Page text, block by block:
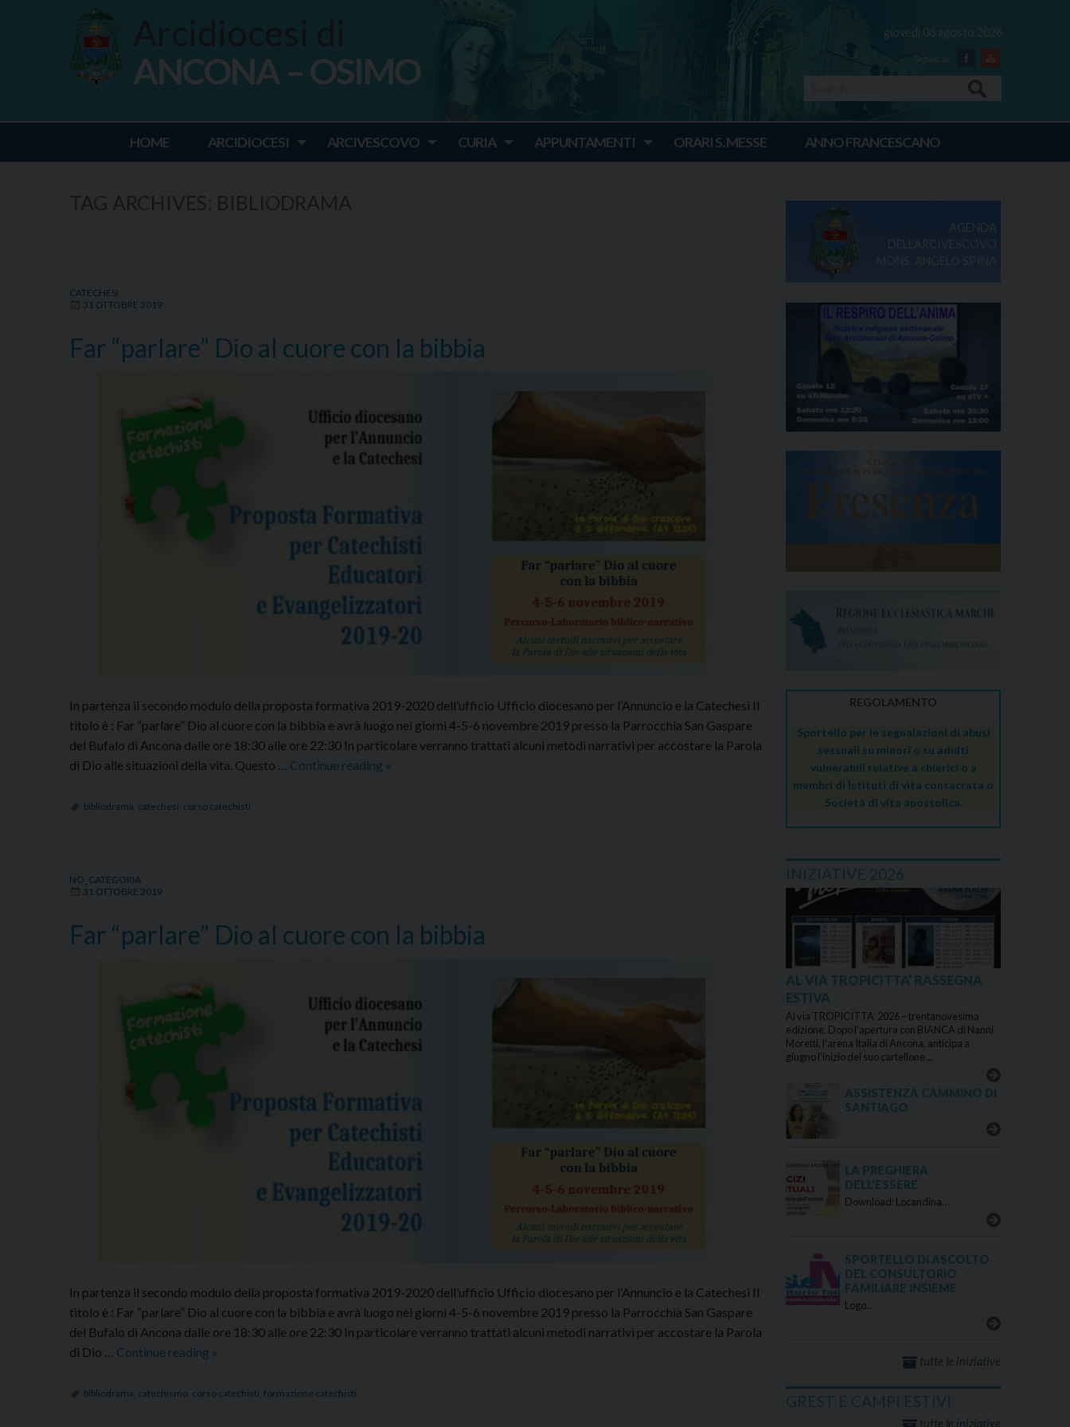
giovedì 06 agosto 2026
Facebook
Youtube
Ancona Osimo
ANCONA – OSIMO
HOME ARCIDIOCESI ARCIVESCOVO CURIA APPUNTAMENTI ORARI S. MESSE ANNO FRANCESCANO
CATECHESI
31 OTTOBRE 2019
Far “parlare” Dio al cuore con la bibbia
In partenza il secondo modulo della proposta formativa 2019-2020 dell’ufficio Ufficio diocesano per l’Annuncio e la Catechesi Il
titolo è : Far “parlare” Dio al cuore con la bibbia e avrà luogo nei giorni 4-5-6 novembre 2019 presso la Parrocchia San Gaspare
del Bufalo di Ancona dalle ore 18:30 alle ore 22:30 In particolare verranno trattati alcuni metodi narrativi per accostare la Parola
di Dio alle situazioni della vita. Questo … Continue reading Far
»
bibliodrama catechesi corso catechisti
NO_CATEGORIA
31 OTTOBRE 2019
Far “parlare” Dio al cuore con la bibbia
In partenza il secondo modulo della proposta formativa 2019-2020 dell’ufficio Ufficio diocesano per l’Annuncio e la Catechesi Il
titolo è : Far “parlare” Dio al cuore con la bibbia e avrà luogo nei giorni 4-5-6 novembre 2019 presso la Parrocchia San Gaspare
del Bufalo di Ancona dalle ore 18:30 alle ore 22:30 In particolare verranno trattati alcuni metodi narrativi per accostare la Parola
di Dio … Continue reading Far
Dio
»
bibliodrama catechismo corso catechisti formazione catechisti
AGENDA
DELL'ARCIVESCOVO
REGOLAMENTO
Sportello per le segnalazioni di abusi
sessuali su minori o su adulti
vulnerabili relative a chierici o a
membri di Istituti di vita consacrata o
Società di vita apostolica.
INIZIATIVE 2026
AL VIA TROPICITTA’ RASSEGNA
ESTIVA
Al via TROPICITTA’ 2026 – trentanovesima
edizione. Dopo l’apertura con BIANCA di Nanni
Moretti, l’arena Italia di Ancona, anticipa a
giugno l’inizio del suo cartellone…
ASSISTENZA CAMMINO DI
SANTIAGO
LA PREGHIERA
DELL’ESSERE
Download: Locandina…
SPORTELLO DI ASCOLTO
DEL CONSULTORIO
FAMILIARE INSIEME
Logo…
tutte le iniziative
GREST E CAMPI ESTIVI
tutte le iniziative